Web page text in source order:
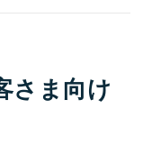
さま向け